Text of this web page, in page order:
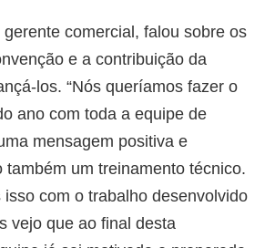
gerente comercial, falou sobre os
e a contribuição da
los. “Nós queríamos fazer o
ano com toda a equipe de
mensagem positiva e
também um treinamento técnico.
isso com o trabalho desenvolvido
vejo que ao final desta